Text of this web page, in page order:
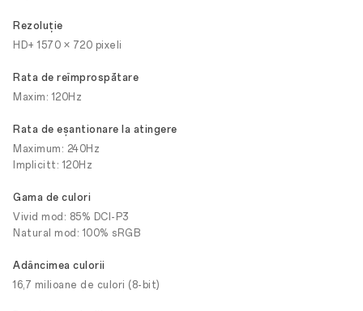
Rezoluţie
HD+ 1570 × 720 pixeli
Rata de reîmprospătare
Maxim: 120Hz
Rata de eșantionare la atingere
Maximum: 240Hz
Implicitt: 120Hz
Gama de culori
Vivid mod: 85% DCI-P3
Natural mod: 100% sRGB
Adâncimea culorii
16,7 milioane de culori (8-bit)